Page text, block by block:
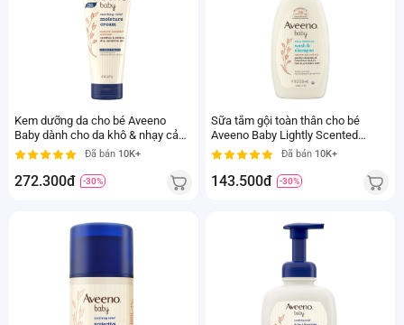
Kem dưỡng da cho bé Aveeno
Baby dành cho da khô & nhạy cảm
227g
Đã bán 10K+
272.300đ -30%
Sữa tắm gội toàn thân cho bé
Aveeno Baby Lightly Scented
236ml
Đã bán 10K+
143.500đ -30%